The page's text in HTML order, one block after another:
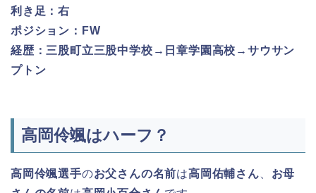
利き足：右
ポジション：FW
経歴：三股町立三股中学校→日章学園高校→サウサン
プトン
高岡伶颯はハーフ？
高岡伶颯選手のお父さんの名前は高岡佑輔さん
お母